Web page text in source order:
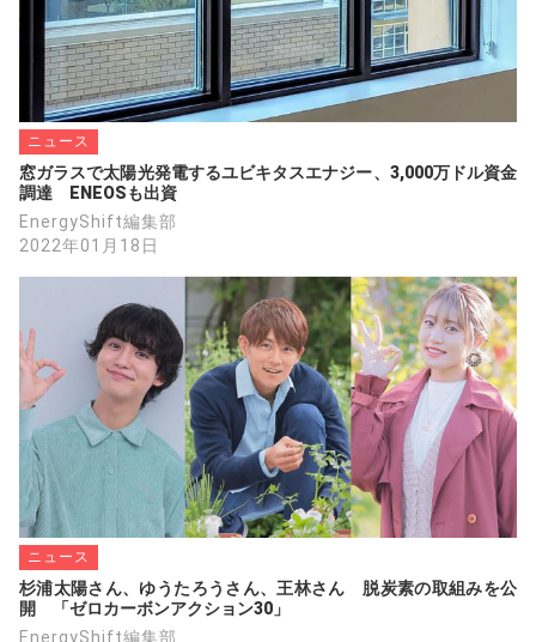
ニュース
窓ガラスで太陽光発電するユビキタスエナジー、3,000万ドル資金
調達　ENEOSも出資
EnergyShift編集部
2022年01月18日
ニュース
杉浦太陽さん、ゆうたろうさん、王林さん　脱炭素の取組みを公
開　「ゼロカーボンアクション30」
EnergyShift編集部